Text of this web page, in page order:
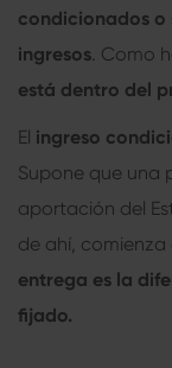
condicionados o
ingresos . Como
está dentro del
El ingreso
Supone que una
aportación del
de ahí, comienza
entrega es la
fijado.